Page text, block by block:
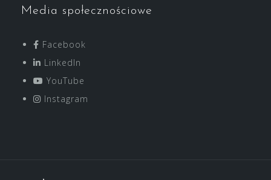
Media społecznościowe
Facebook
LinkedIn
YouTube
Instagram